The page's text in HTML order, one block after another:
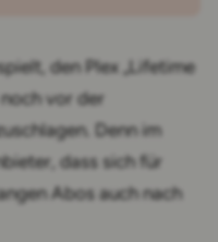
den Plex „Lifetime
vor der
Denn im
dass sich für
Abos auch nach